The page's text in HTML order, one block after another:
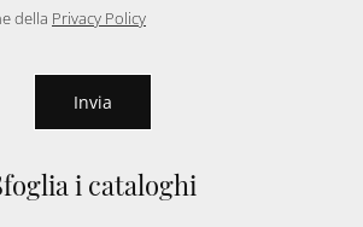
i cataloghi
della Privacy Policy
Invia